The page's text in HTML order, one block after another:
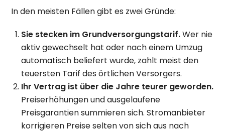
In den meisten Fällen gibt es zwei Gründe:
Sie stecken im Grundversorgungstarif.Wer nie
aktiv gewechselt hat oder nach einem Umzug
automatisch beliefert wurde, zahlt meist den
teuersten Tarif des örtlichen Versorgers.
Ihr Vertrag ist über die Jahre teurer geworden.
Preiserhöhungen und ausgelaufene
Preisgarantien summieren sich. Stromanbieter
korrigieren Preise selten von sich aus nach